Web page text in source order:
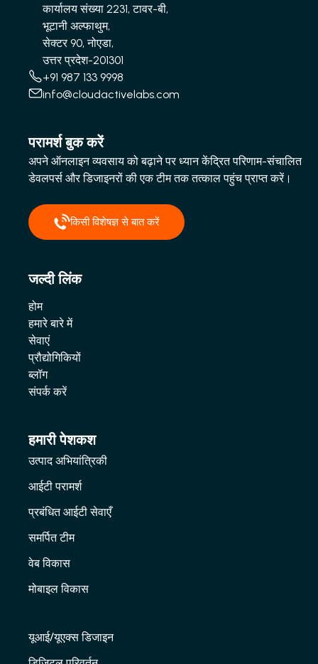
कार्यालय संख्या 2231, टावर-बी,
भूटानी अल्फाथुम,
सेक्टर 90, नोएडा,
उत्तर प्रदेश-201301
+91 987 133 9998
info@cloudactivelabs.com
परामर्श बुक करें
अपने ऑनलाइन व्यवसाय को बढ़ाने पर ध्यान केंद्रित परिणाम-संचालित
डेवलपर्स और डिजाइनरों की एक टीम तक तत्काल पहुंच प्राप्त करें।
किसी विशेषज्ञ से बात करें
जल्दी लिंक
होम
हमारे बारे में
सेवाएं
प्रौद्योगिकियों
ब्लॉग
संपर्क करें
हमारी पेशकश
उत्पाद अभियांत्रिकी
आईटी परामर्श
प्रबंधित आईटी सेवाएँ
समर्पित टीम
वेब विकास
मोबाइल विकास
यूआई/यूएक्स डिजाइन